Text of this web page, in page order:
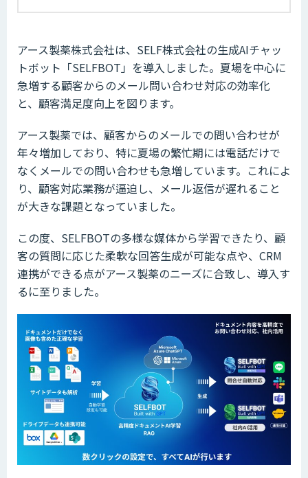
アース製薬株式会社は、SELF株式会社の生成AIチャッ
トボット「SELFBOT」を導入しました。夏場を中心に
急増する顧客からのメール問い合わせ対応の効率化
と、顧客満足度向上を図ります。
アース製薬では、顧客からのメールでの問い合わせが
年々増加しており、特に夏場の繁忙期には電話だけで
なくメールでの問い合わせも急増しています。これによ
り、顧客対応業務が逼迫し、メール返信が遅れること
が大きな課題となっていました。
この度、SELFBOTの多様な媒体から学習できたり、顧
客の質問に応じた柔軟な回答生成が可能な点や、CRM
連携ができる点がアース製薬のニーズに合致し、導入す
るに至りました。